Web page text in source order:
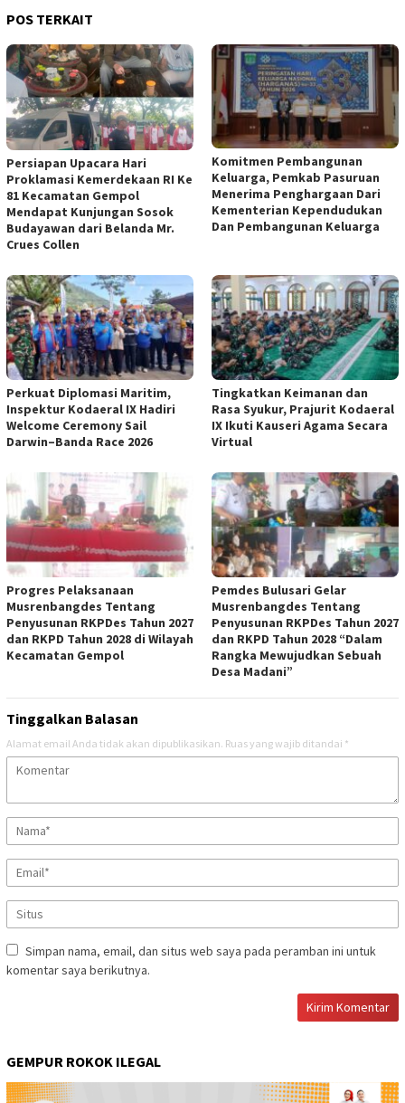
POS TERKAIT
Persiapan Upacara Hari
Proklamasi Kemerdekaan RI Ke
81 Kecamatan Gempol
Mendapat Kunjungan Sosok
Budayawan dari Belanda Mr.
Crues Collen
Komitmen Pembangunan
Keluarga, Pemkab Pasuruan
Menerima Penghargaan Dari
Kementerian Kependudukan
Dan Pembangunan Keluarga
Perkuat Diplomasi Maritim,
Inspektur Kodaeral IX Hadiri
Welcome Ceremony Sail
Darwin–Banda Race 2026
Tingkatkan Keimanan dan
Rasa Syukur, Prajurit Kodaeral
IX Ikuti Kauseri Agama Secara
Virtual
Progres Pelaksanaan
Musrenbangdes Tentang
Penyusunan RKPDes Tahun 2027
dan RKPD Tahun 2028 di Wilayah
Kecamatan Gempol
Pemdes Bulusari Gelar
Musrenbangdes Tentang
Penyusunan RKPDes Tahun 2027
dan RKPD Tahun 2028 “Dalam
Rangka Mewujudkan Sebuah
Desa Madani”
Tinggalkan Balasan
Alamat email Anda tidak akan dipublikasikan. Ruas yang wajib ditandai *
Simpan nama, email, dan situs web saya pada peramban ini untuk
komentar saya berikutnya.
GEMPUR ROKOK ILEGAL